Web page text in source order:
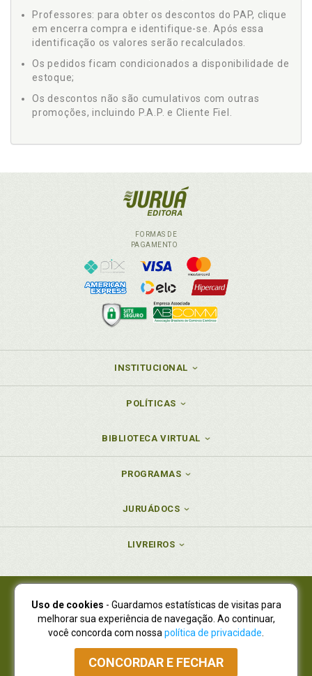
Professores: para obter os descontos do PAP, clique
em encerra compra e identifique-se. Após essa
identificação os valores serão recalculados.
Os pedidos ficam condicionados a disponibilidade de
estoque;
Os descontos não são cumulativos com outras
promoções, incluindo P.A.P. e Cliente Fiel.
FORMAS DE
PAGAMENTO
INSTITUCIONAL
POLÍTICAS
BIBLIOTECA VIRTUAL
PROGRAMAS
JURUÁDOCS
LIVREIROS
Juruá Editora Ltda., CNPJ 77.535.508/0001-19
Juruá Informática Ltda., CNPJ 01.701.561/0001-80
NOVO ENDEREÇO:R. Flávio Dallegrave, 7665, São Lourenço |
Curitiba - Paraná - CEP 82210-310
Atendimento: (41) 4009-3900|Vendas Atacado: (41) 4009-3939
Uso de cookies - Guardamos estatísticas de visitas para
melhorar sua experiência de navegação. Ao continuar,
você concorda com nossa política de privacidade
CONCORDAR E FECHAR